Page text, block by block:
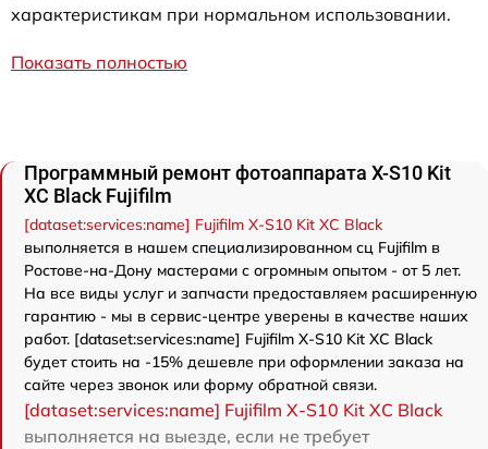
характеристикам при нормальном использовании.
Показать полностью
Программный ремонт фотоаппарата X-S10 Kit
XC Black Fujifilm
[dataset:services:name] Fujifilm X-S10 Kit XC Black
выполняется в нашем специализированном сц Fujifilm в
Ростове-на-Дону мастерами с огромным опытом - от 5 лет.
На все виды услуг и запчасти предоставляем расширенную
гарантию - мы в сервис-центре уверены в качестве наших
работ. [dataset:services:name] Fujifilm X-S10 Kit XC Black
будет стоить на -15% дешевле при оформлении заказа на
сайте через звонок или форму обратной связи.
[dataset:services:name] Fujifilm X-S10 Kit XC Black
выполняется на выезде, если не требует